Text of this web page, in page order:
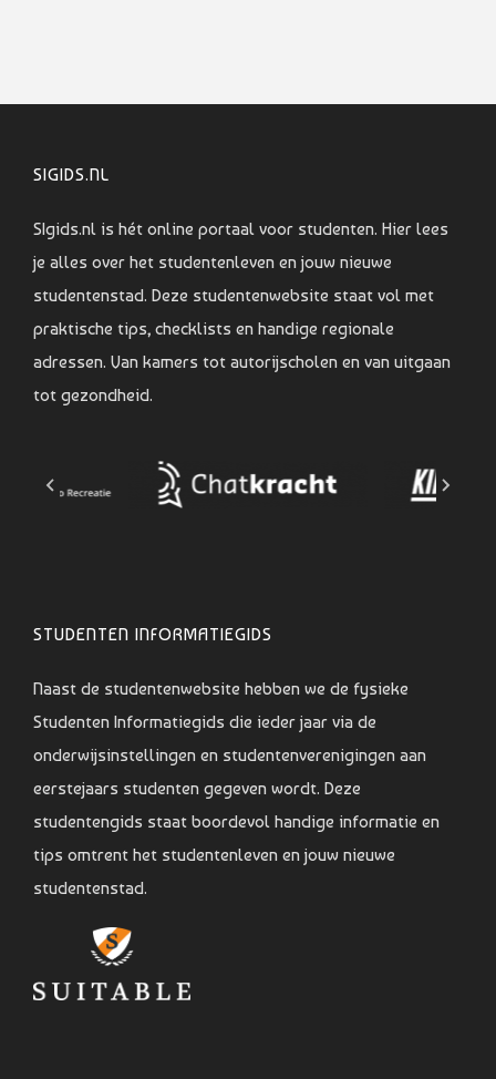
SIGIDS.NL
SIgids.nl is hét online portaal voor studenten. Hier lees
je alles over het studentenleven en jouw nieuwe
studentenstad. Deze studentenwebsite staat vol met
praktische tips, checklists en handige regionale
adressen. Van kamers tot autorijscholen en van uitgaan
tot gezondheid.
STUDENTEN INFORMATIEGIDS
Naast de studentenwebsite hebben we de fysieke
Studenten Informatiegids die ieder jaar via de
onderwijsinstellingen en studentenverenigingen aan
eerstejaars studenten gegeven wordt. Deze
studentengids staat boordevol handige informatie en
tips omtrent het studentenleven en jouw nieuwe
studentenstad.